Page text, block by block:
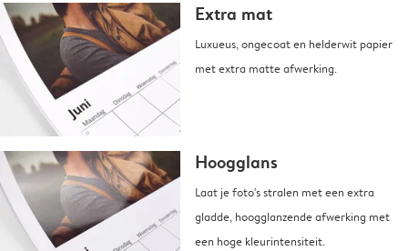
Extra mat
Luxueus, ongecoat en helderwit papier
met extra matte afwerking.
Hoogglans
Laat je foto's stralen met een extra
gladde, hoogglanzende afwerking met
een hoge kleurintensiteit.